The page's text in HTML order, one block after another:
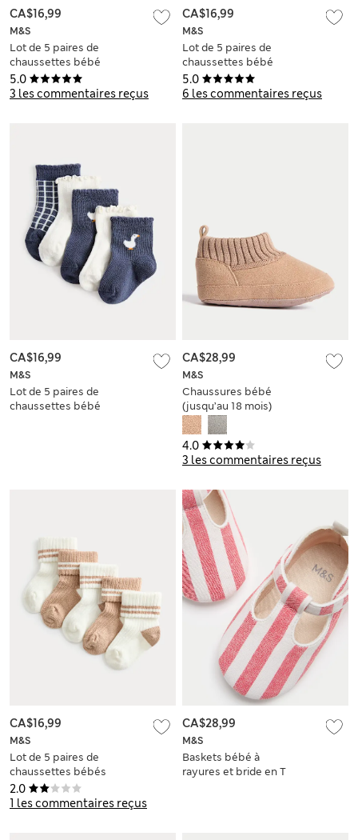
5.0
3 les commentaires reçus
M&S
Lot de 5 paires de
chaussettes bébé
en coton à volant
(jusqu'au 3 ans)
CA$16,99
5.0
6 les commentaires reçus
M&S
Lot de 5 paires de
chaussettes bébé
en coton (jusqu'au 2
ans)
CA$16,99
M&S
Lot de 5 paires de
chaussettes bébé
CA$16,99
4.0
3 les commentaires reçus
M&S
Chaussures bébé
(jusqu’au 18 mois)
CA$28,99
2.0
1 les commentaires reçus
M&S
Lot de 5 paires de
chaussettes bébés
en coton à rayures
(jusqu’au 3 ans)
CA$16,99
M&S
Baskets bébé à
rayures et bride en T
CA$28,99